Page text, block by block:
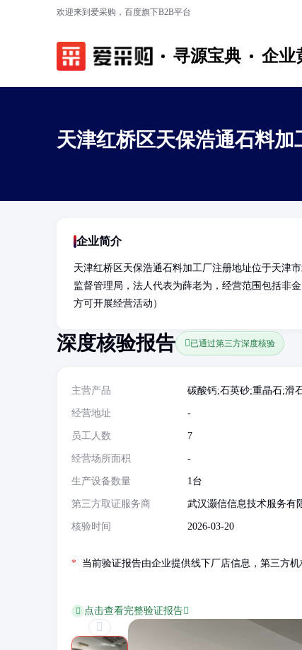
欢迎来到爱采购，百度旗下B2B平台
寻源宝典 企业
天津红桥区天保浩通石料加
企业简介
天津红桥区天保浩通石料加工厂注册地址位于天津
监督管理局，法人代表为薛老为，经营范围包括非
方可开展经营活动）
深度核验报告 已通过第三方深度核验
主营产品 碳酸钙;石英砂;重晶石;滑
经营地址 -
员工人数 7
经营场所面积 -
生产设备数量 1台
第三方取证服务商 武汉灏信信息技术服务有
核验时间 2026-03-20
* 当前验证报告由企业提供线下厂店信息，第三方
点击查看完整验证报告